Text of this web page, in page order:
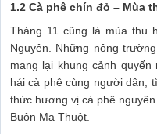
1.2 Cà phê chín đỏ – Mùa
Tháng 11 cũng là mùa thu
Nguyên. Những nông
mang lại khung cảnh
hái cà phê cùng người dân,
thức hương vị cà phê
Buôn Ma Thuột.